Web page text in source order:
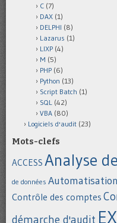
C (7)
DAX (1)
DELPHI (8)
Lazarus (1)
LIXP (4)
M (5)
PHP (6)
Python (13)
Script Batch (1)
SQL (42)
VBA (80)
Logiciels d'audit (23)
Mots-clefs
ACCESS Analyse
de données Automatisation
Contrôle des comptes
démarche d'audit